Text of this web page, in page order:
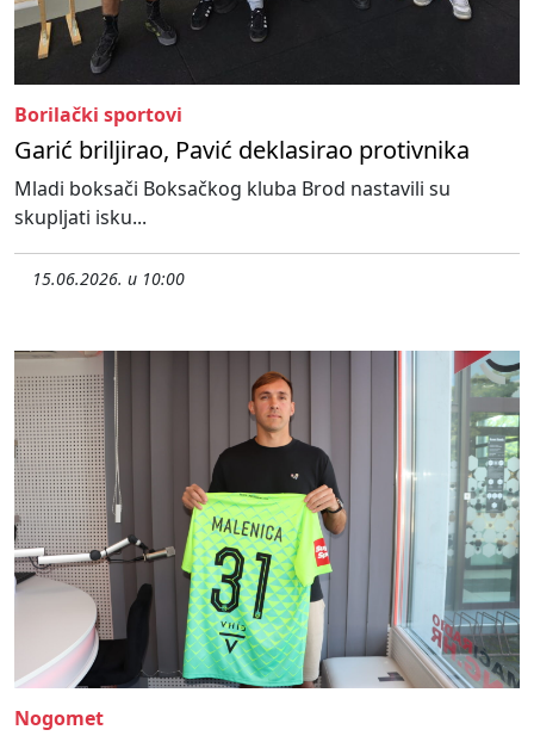
Borilački sportovi
Garić briljirao, Pavić deklasirao protivnika
Mladi boksači Boksačkog kluba Brod nastavili su
skupljati isku...
15.06.2026. u 10:00
Nogomet